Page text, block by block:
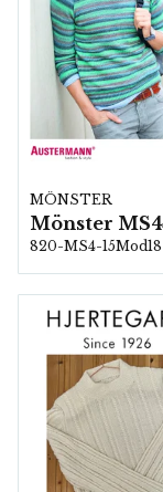
MÖNSTER
820-MS4-15Mod18